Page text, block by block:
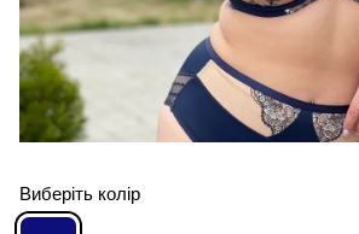
Виберіть колір